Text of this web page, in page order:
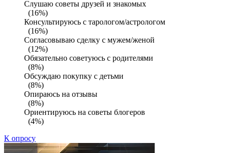
Слушаю советы друзей и знакомых
(16%)
Консультируюсь с тарологом/астрологом
(16%)
Согласовываю сделку с мужем/женой
(12%)
Обязательно советуюсь с родителями
(8%)
Обсуждаю покупку с детьми
(8%)
Опираюсь на отзывы
(8%)
Ориентируюсь на советы блогеров
(4%)
К опросу